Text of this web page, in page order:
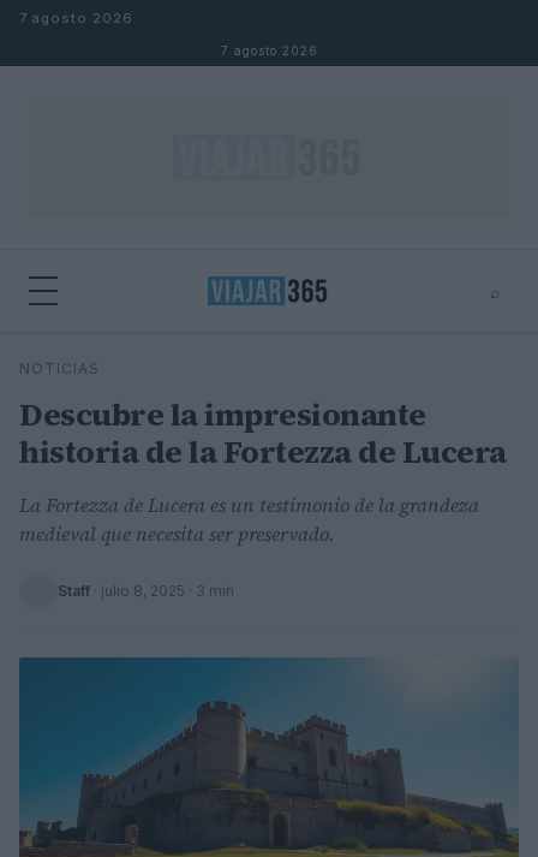
Saltar al contenido
7 agosto 2026
7 agosto 2026
⌕
Buscar
NOTICIAS
Descubre la impresionante
historia de la Fortezza de Lucera
La Fortezza de Lucera es un testimonio de la grandeza
medieval que necesita ser preservado.
Staff · julio 8, 2025 · 3 min